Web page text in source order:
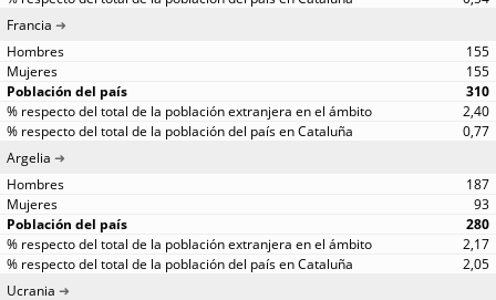
Francia
155
155
310
2,40
0,77
Argelia
187
93
280
2,17
2,05
Ucrania